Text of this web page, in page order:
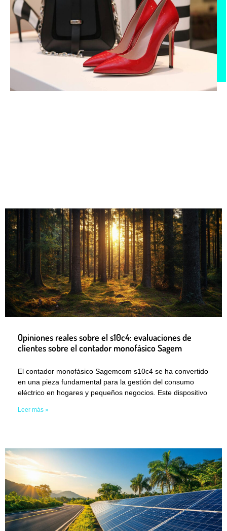
Opiniones reales sobre el s10c4: evaluaciones de
clientes sobre el contador monofásico Sagem
El contador monofásico Sagemcom s10c4 se ha convertido
en una pieza fundamental para la gestión del consumo
eléctrico en hogares y pequeños negocios. Este dispositivo
Leer más »